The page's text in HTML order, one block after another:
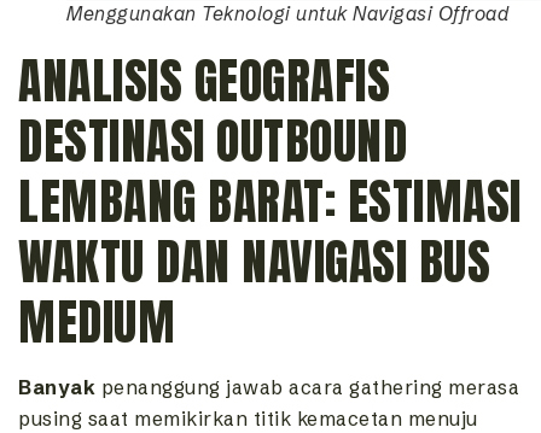
Menggunakan Teknologi untuk Navigasi Offroad
ANALISIS GEOGRAFIS
DESTINASI OUTBOUND
LEMBANG BARAT: ESTIMASI
WAKTU DAN NAVIGASI BUS
MEDIUM
Banyak penanggung jawab acara gathering merasa
pusing saat memikirkan titik kemacetan menuju